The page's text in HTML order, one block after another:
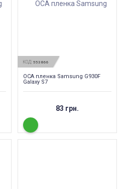
КОД: 553866
OCA пленка Samsung G930F
Galaxy S7
83 грн.